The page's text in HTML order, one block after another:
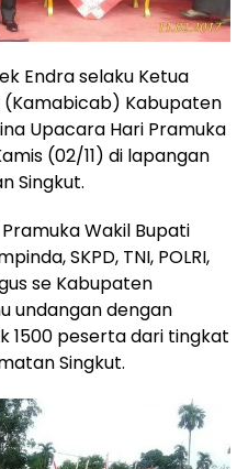
Endra selaku Ketua
(Kamabicab) Kabupaten
Upacara Hari Pramuka
(02/11) di lapangan
Singkut.
Wakil Bupati
SKPD, TNI, POLRI,
se Kabupaten
undangan dengan
1500 peserta dari tingkat
Singkut.